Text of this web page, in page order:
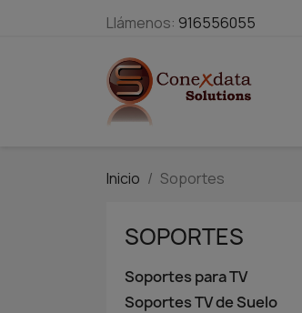
Llámenos: 916556055
Inicio Soportes
SOPORTES
Soportes para TV
Soportes TV de Suelo